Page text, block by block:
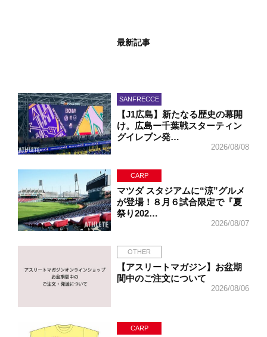
最新記事
SANFRECCE
【J1広島】新たなる歴史の幕開
け。広島ー千葉戦スターティン
グイレブン発…
2026/08/08
CARP
マツダ スタジアムに“涼”グルメ
が登場！８月６試合限定で『夏
祭り202…
2026/08/07
OTHER
【アスリートマガジン】お盆期
間中のご注文について
2026/08/06
CARP